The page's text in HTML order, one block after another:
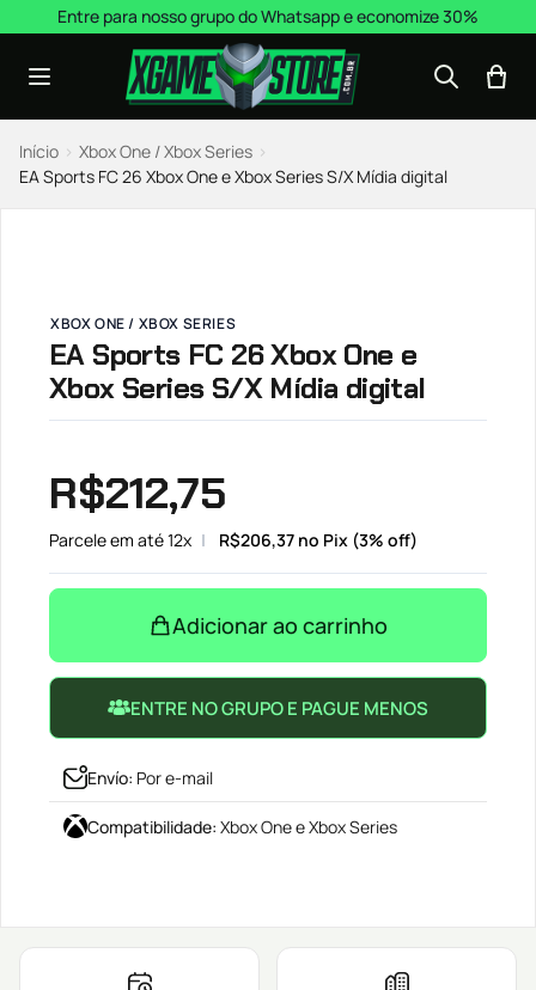
Pular para o conteúdo
Entre para nosso grupo do Whatsapp e economize 30%
Início › Xbox One / Xbox Series ›
EA Sports FC 26 Xbox One e Xbox Series S/X Mídia digital
XBOX ONE / XBOX SERIES
EA Sports FC 26 Xbox One e
Xbox Series S/X Mídia digital
R$212,75
Parcele em até 12x R$206,37 no Pix (3% off)
Adicionar ao carrinho
ENTRE NO GRUPO E PAGUE MENOS
Envío: Por e-mail
Compatibilidade: Xbox One e Xbox Series